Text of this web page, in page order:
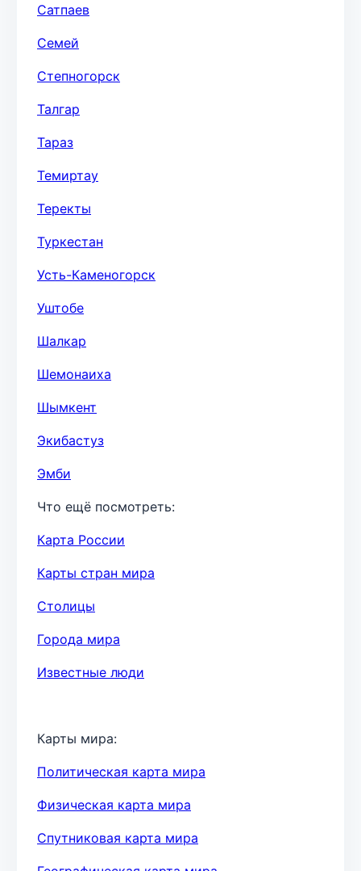
Сатпаев
Семей
Степногорск
Талгар
Тараз
Темиртау
Теректы
Туркестан
Усть-Каменогорск
Уштобе
Шалкар
Шемонаиха
Шымкент
Экибастуз
Эмби
Что ещё посмотреть:
Карта России
Карты стран мира
Столицы
Города мира
Известные люди
Карты мира:
Политическая карта мира
Физическая карта мира
Спутниковая карта мира